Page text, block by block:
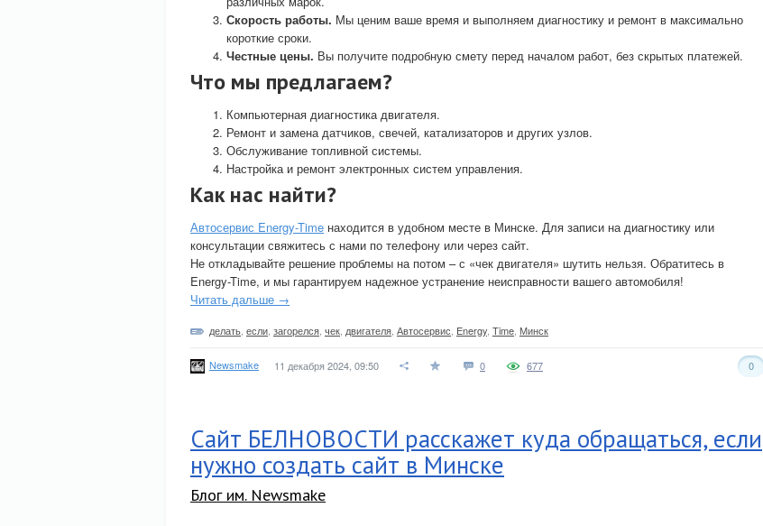
Скорость работы. Мы ценим ваше время и выполняем диагностику и ремонт в максимально
короткие сроки.
Честные цены. Вы получите подробную смету перед началом работ, без скрытых платежей.
Что мы предлагаем?
Компьютерная диагностика двигателя.
Ремонт и замена датчиков, свечей, катализаторов и других узлов.
Обслуживание топливной системы.
Настройка и ремонт электронных систем управления.
Как нас найти?
Автосервис Energy-Time находится в удобном месте в Минске. Для записи на диагностику или
консультации свяжитесь с нами по телефону или через сайт.
Не откладывайте решение проблемы на потом – с «чек двигателя» шутить нельзя. Обратитесь в
Energy-Time, и мы гарантируем надежное устранение неисправности вашего автомобиля!
Читать дальше →
делать если загорелся чек двигателя Автосервис Energy Time Минск
Newsmake 11 декабря 2024, 09:50 0 0
677
Сайт БЕЛНОВОСТИ расскажет куда обращаться, если
нужно создать сайт в Минске
Блог им. Newsmake